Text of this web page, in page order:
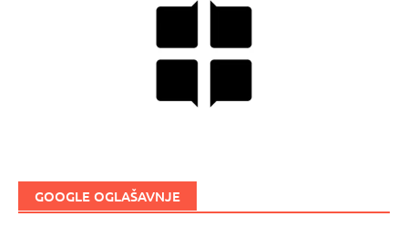
GOOGLE OGLAŠAVNJE